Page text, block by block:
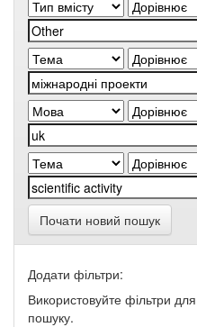
Почати новий пошук
Додати фільтри:
Використовуйте фільтри
пошуку.